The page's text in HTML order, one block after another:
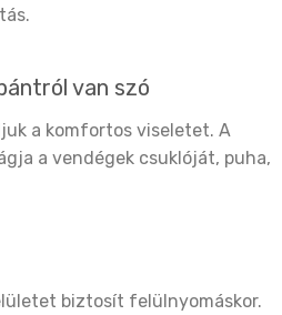
van szó
a komfortos viseletet. A
a vendégek csuklóját, puha,
biztosít felülnyomáskor.